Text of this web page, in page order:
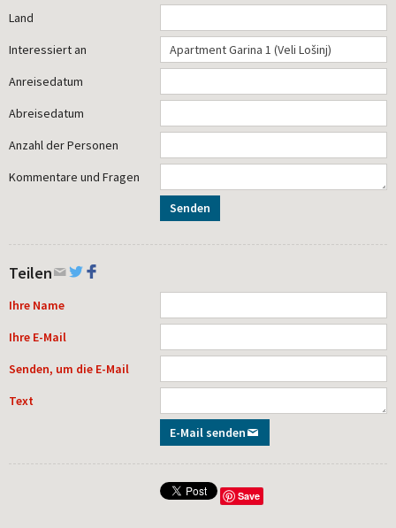
Land
Interessiert an
Anreisedatum
Abreisedatum
Anzahl der Personen
Kommentare und Fragen
Senden
Teilen
Ihre Name
Ihre E-Mail
Senden, um die E-Mail
Text
E-Mail senden
Save